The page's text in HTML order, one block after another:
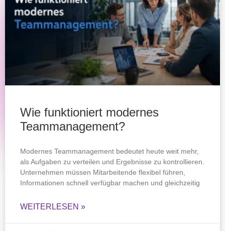
Wie funktioniert modernes
Teammanagement?
Modernes Teammanagement bedeutet heute weit mehr,
als Aufgaben zu verteilen und Ergebnisse zu kontrollieren.
Unternehmen müssen Mitarbeitende flexibel führen,
Informationen schnell verfügbar machen und gleichzeitig
WEITERLESEN »